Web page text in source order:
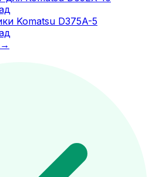
Komatsu D375A-5
→